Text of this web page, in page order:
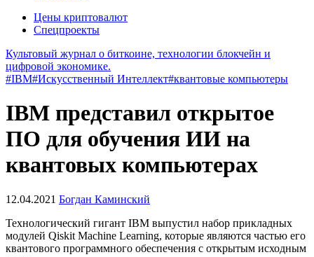
Цены криптовалют
Спецпроекты
Культовый журнал о биткоине, технологии блокчейн и
цифровой экономике.
#IBM#Искусственный Интеллект#квантовые компьютеры
IBM представил открытое
ПО для обучения ИИ на
квантовых компьютерах
12.04.2021 Богдан Каминский
Технологический гигант IBM выпустил набор прикладных
модулей Qiskit Machine Learning, которые являются частью его
квантового программного обеспечения с открытым исходным